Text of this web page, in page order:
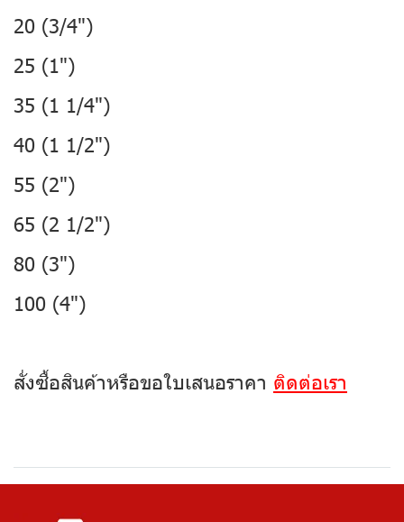
20 (3/4")
25 (1")
35 (1 1/4")
40 (1 1/2")
55 (2")
65 (2 1/2")
80 (3")
100 (4")
สั่งซื้อสินค้าหรือขอใบเสนอราคา ติดต่อเรา